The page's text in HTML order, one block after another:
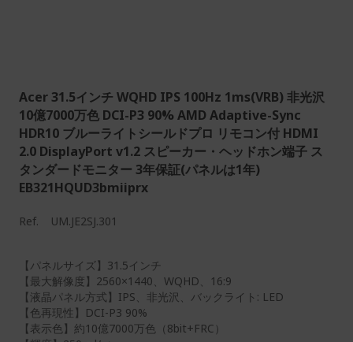
Acer 31.5インチ WQHD IPS 100Hz 1ms(VRB) 非光沢
10億7000万色 DCI-P3 90% AMD Adaptive-Sync
HDR10 ブルーライトシールドプロ リモコン付 HDMI
2.0 DisplayPort v1.2 スピーカー・ヘッドホン端子 ス
タンダードモニター 3年保証(パネルは1年)
EB321HQUD3bmiiprx
Ref. UM.JE2SJ.301
【パネルサイズ】31.5インチ
【最大解像度】2560×1440、WQHD、16:9
【液晶パネル方式】IPS、非光沢、バックライト: LED
【色再現性】DCI-P3 90%
【表示色】約10億7000万色（8bit+FRC）